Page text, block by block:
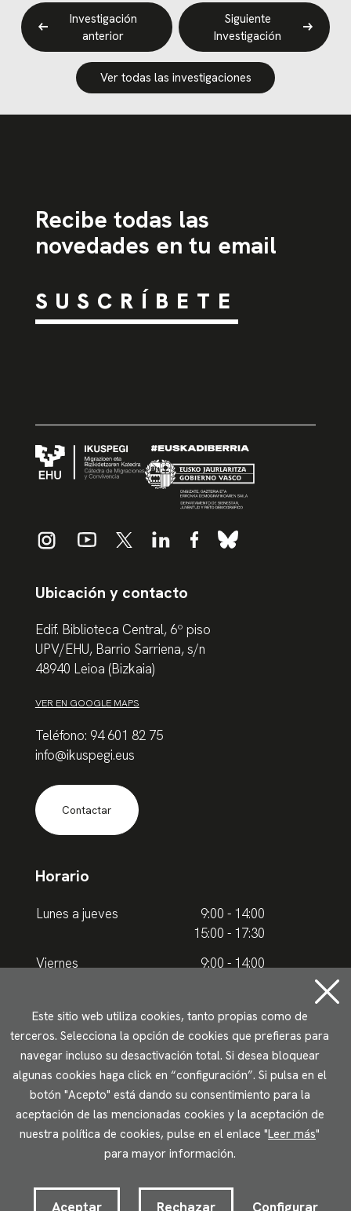
Investigación
anterior
Siguiente
Investigación
Ver todas las investigaciones
Recibe todas las
novedades en tu email
SUSCRÍBETE
Ubicación y contacto
Edif. Biblioteca Central, 6º piso
UPV/EHU, Barrio Sarriena, s/n
48940 Leioa (Bizkaia)
VER EN GOOGLE MAPS
Teléfono: 94 601 82 75
info@ikuspegi.eus
Contactar
Horario
Lunes a jueves
9:00 - 14:00
15:00 - 17:30
Viernes
9:00 - 14:00
Horario de verano
Lunes a jueves
9.00 - 15.00
Viernes
9:00 - 14:00
Aviso legal Política de privacidad
Uso de cookies
Accesibilidad
Este sitio web utiliza cookies, tanto propias como de
terceros. Selecciona la opción de cookies que prefieras para
navegar incluso su desactivación total. Si desea bloquear
algunas cookies haga click en “configuración”. Si pulsa en el
botón "Acepto" está dando su consentimiento para la
aceptación de las mencionadas cookies y la aceptación de
nuestra política de cookies, pulse en el enlace "Leer más"
para mayor información.
Aceptar Rechazar Configurar